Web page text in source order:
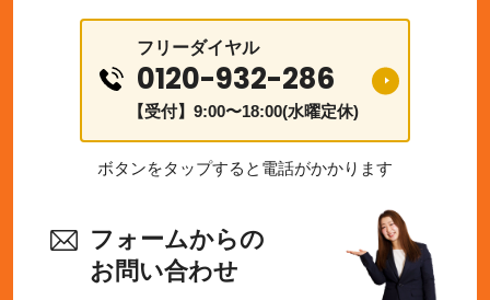
フリーダイヤル
0120-932-286
【受付】9:00〜18:00(水曜定休)
ボタンをタップすると電話がかかります
フォームからの
お問い合わせ